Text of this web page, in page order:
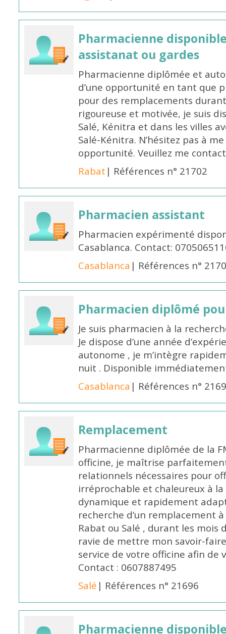
Pharmacienne
assistanat ou gardes
Pharmacienne diplômée et
d’une opportunité en tant que
pour des remplacements
rigoureuse et motivée, je suis
Salé, Kénitra et dans les villes
Salé-Kénitra. N’hésitez pas à
opportunité. Veuillez me
Rabat | Références n° 21702
Pharmacien assistant
Pharmacien expérimenté
Casablanca. Contact:
Casablanca | Références n°
Pharmacien diplômé
Je suis pharmacien à la
Je dispose d’une année
autonome , je m’intègre
nuit . Disponible
Casablanca | Références n°
Remplacement
Pharmacienne diplômée de la
officine, je maîtrise
relationnels nécessaires pour
irréprochable et chaleureux à
dynamique et rapidement
recherche d’un remplacement
Rabat ou Salé , durant les mois
ravie de mettre mon savoir-
service de votre officine afin de
Contact : 0607887495
Salé | Références n° 21696
Pharmacienne